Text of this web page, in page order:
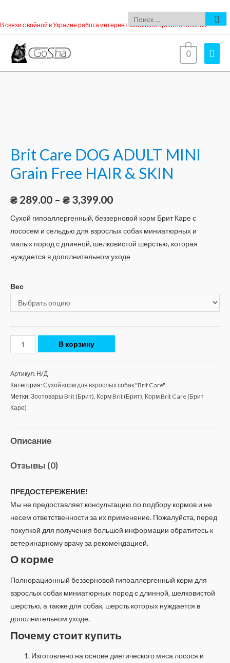
В связи с войной в Украине работа интернет-магазина приостановлена
0
Brit Care DOG ADULT MINI
Grain Free HAIR & SKIN
₴ 289.00 – ₴ 3,399.00
Сухой гипоаллергенный, беззерновой корм Брит Каре с
лососем и сельдью для взрослых собак миниатюрных и
малых пород с длинной, шелковистой шерстью, которая
нуждается в дополнительном уходе
Вес
В корзину
Артикул: Н/Д
Категория:Сухой корм для взрослых собак "Brit Care"
Метки:Зоотовары Brit (Брит), Корм Brit (Брит), Корм Brit Care (Брит
Каре)
Описание
Отзывы (0)
ПРЕДОСТЕРЕЖЕНИЕ!
Мы не предоставляет консультацию по подбору кормов и не
несем ответственности за их применение. Пожалуйста, перед
покупкой для получения большей информации обратитесь к
ветеринарному врачу за рекомендацией.
О корме
Полнорационный беззерновой гипоаллергенный корм для
взрослых собак миниатюрных пород с длинной, шелковистой
шерстью, а также для собак, шерсть которых нуждается в
дополнительном уходе.
Почему стоит купить
Изготовлено на основе диетического мяса лосося и